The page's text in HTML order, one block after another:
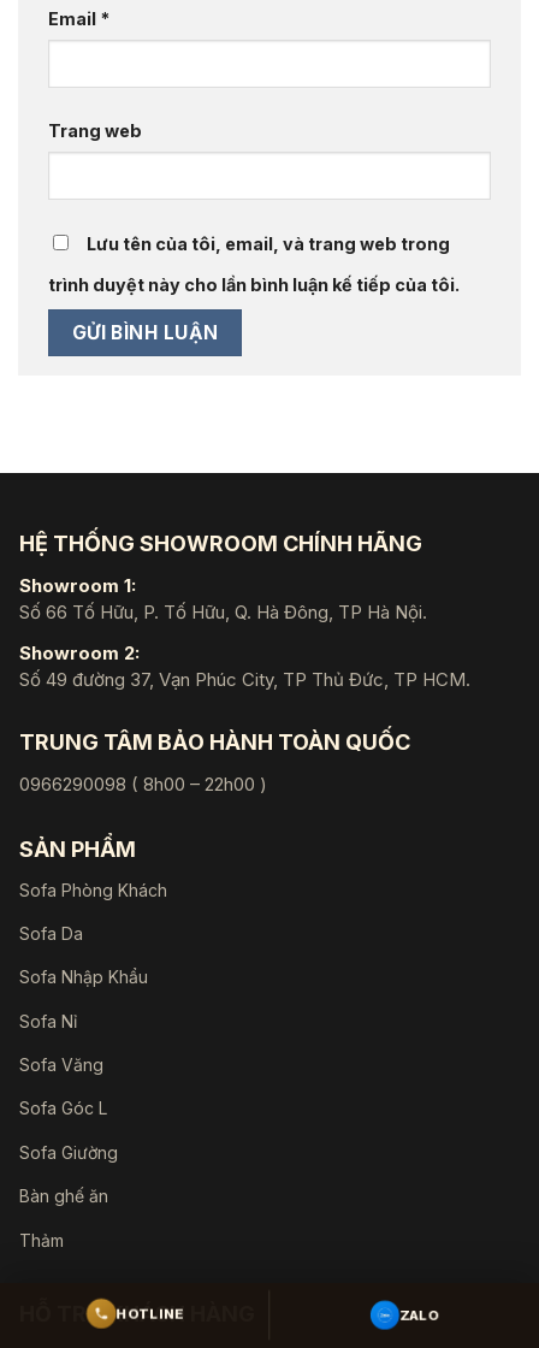
Email *
Trang web
Lưu tên của tôi, email, và trang web trong
trình duyệt này cho lần bình luận kế tiếp của tôi.
HỆ THỐNG SHOWROOM CHÍNH HÃNG
Showroom 1:
Số 66 Tố Hữu, P. Tố Hữu, Q. Hà Đông, TP Hà Nội.
Showroom 2:
Số 49 đường 37, Vạn Phúc City, TP Thủ Đức, TP HCM.
TRUNG TÂM BẢO HÀNH TOÀN QUỐC
0966290098 ( 8h00 – 22h00 )
SẢN PHẨM
Sofa Phòng Khách
Sofa Da
Sofa Nhập Khẩu
Sofa Nỉ
Sofa Văng
Sofa Góc L
Sofa Giường
Bàn ghế ăn
Thảm
HỖ TRỢ KHÁCH HÀNG
HOTLINE ZALO